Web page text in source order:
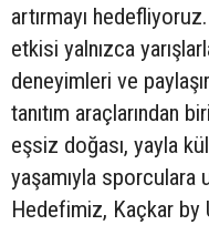
artırmayı
etkisi yalnızca
deneyimleri ve
tanıtım araçlarından
eşsiz doğası, yayla
yaşamıyla sporculara
Hedefimiz, Kaçkar by